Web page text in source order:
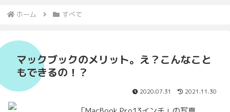
ホーム すべて
マックブックのメリット。え？こんなこと
もできるの！？
2020.07.31 2021.11.30